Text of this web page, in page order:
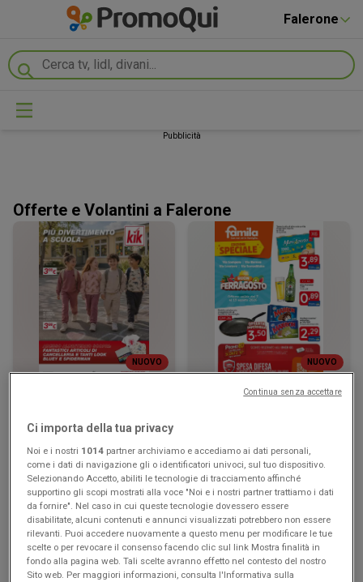
Falerone
Pubblicità
Offerte e Volantini a Falerone
NUOVO
Più divertimento a scuola
NUOVO
Famila Superstore
Falerone
Ci importa della tua privacy
Noi e i nostri 1014 partner archiviamo e accediamo ai dati personali,
come i dati di navigazione gli o identificatori univoci, sul tuo dispositivo.
Selezionando Accetto, abiliti le tecnologie di tracciamento affinché
supportino gli scopi mostrati alla voce "Noi e i nostri partner trattiamo i dati
da fornire". Nel caso in cui queste tecnologie dovessero essere
disabilitate, alcuni contenuti e annunci visualizzati potrebbero non essere
rilevanti. Puoi accedere nuovamente a questo menu per modificare le tue
scelte o per revocare il consenso facendo clic sul link Mostra finalità in
fondo alla pagina web. Tali scelte avranno effetto nel contesto del nostro
Sito web. Per maggiori informazioni, consulta l'Informativa sulla
Continua senza accettare